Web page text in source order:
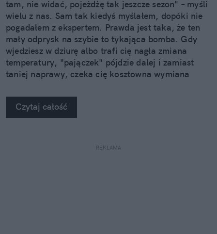
tam, nie widać, pojeżdżę tak jeszcze sezon" – myśli
wielu z nas. Sam tak kiedyś myślałem, dopóki nie
pogadałem z ekspertem. Prawda jest taka, że ten
mały odprysk na szybie to tykająca bomba. Gdy
wjedziesz w dziurę albo trafi cię nagła zmiana
temperatury, "pajączek" pójdzie dalej i zamiast
taniej naprawy, czeka cię kosztowna wymiana
na własne oczy zobaczyć, jak profesjonaliści radzą
sobie z takimi uszkodzeniami.
Czytaj całość
REKLAMA